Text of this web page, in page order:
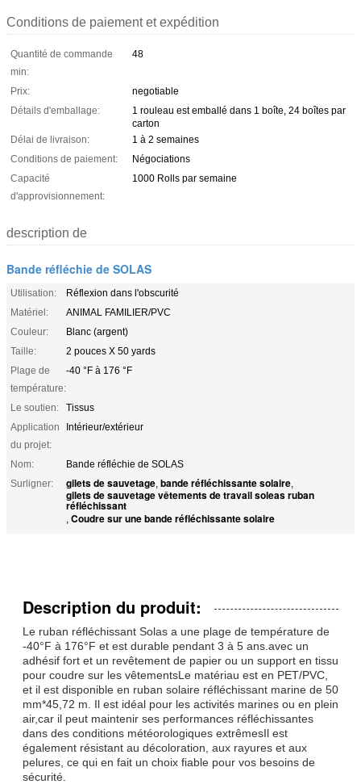
Conditions de paiement et expédition
Quantité de commande
min:
48
Prix:
negotiable
Détails d'emballage:
1 rouleau est emballé dans 1 boîte, 24 boîtes par
carton
Délai de livraison:
1 à 2 semaines
Conditions de paiement:
Négociations
Capacité
d'approvisionnement:
1000 Rolls par semaine
description de
Bande réfléchie de SOLAS
Utilisation:
Réflexion dans l'obscurité
Matériel:
ANIMAL FAMILIER/PVC
Couleur:
Blanc (argent)
Taille:
2 pouces X 50 yards
Plage de
température:
-40 °F à 176 °F
Le soutien:
Tissus
Application
du projet:
Intérieur/extérieur
Nom:
Bande réfléchie de SOLAS
Surligner:
gilets de sauvetage, bande réfléchissante solaire,
gilets de sauvetage vêtements de travail soleas ruban
réfléchissant
, Coudre sur une bande réfléchissante solaire
Description du produit:
Le ruban réfléchissant Solas a une plage de température de
-40°F à 176°F et est durable pendant 3 à 5 ans.avec un
adhésif fort et un revêtement de papier ou un support en tissu
pour coudre sur les vêtementsLe matériau est en PET/PVC,
et il est disponible en ruban solaire réfléchissant marine de 50
mm*45,72 m. Il est idéal pour les activités marines ou en plein
air,car il peut maintenir ses performances réfléchissantes
dans des conditions météorologiques extrêmesIl est
également résistant au décoloration, aux rayures et aux
pelures, ce qui en fait un choix fiable pour vos besoins de
sécurité.